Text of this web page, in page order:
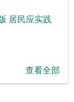
居民应实践
查看全部